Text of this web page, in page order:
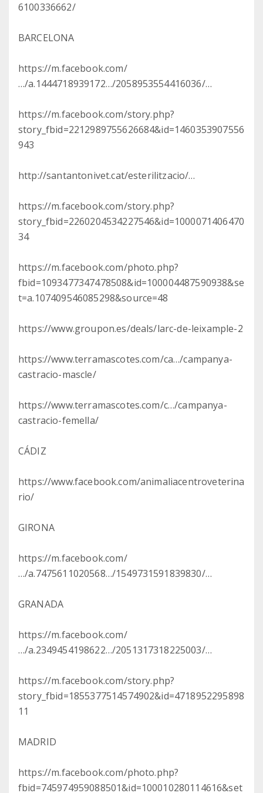
6100336662/
BARCELONA
https://m.facebook.com/
…/a.1444718939172…/2058953554416036/…
https://m.facebook.com/story.php?
story_fbid=2212989755626684&id=1460353907556
943
http://santantonivet.cat/esterilitzacio/…
https://m.facebook.com/story.php?
story_fbid=2260204534227546&id=1000071406470
34
https://m.facebook.com/photo.php?
fbid=1093477347478508&id=100004487590938&se
t=a.107409546085298&source=48
https://www.groupon.es/deals/larc-de-leixample-2
https://www.terramascotes.com/ca…/campanya-
castracio-mascle/
https://www.terramascotes.com/c…/campanya-
castracio-femella/
CÁDIZ
https://www.facebook.com/animaliacentroveterina
rio/
GIRONA
https://m.facebook.com/
…/a.7475611020568…/1549731591839830/…
GRANADA
https://m.facebook.com/
…/a.2349454198622…/2051317318225003/…
https://m.facebook.com/story.php?
story_fbid=1855377514574902&id=4718952295898
11
MADRID
https://m.facebook.com/photo.php?
fbid=745974959088501&id=100010280114616&set